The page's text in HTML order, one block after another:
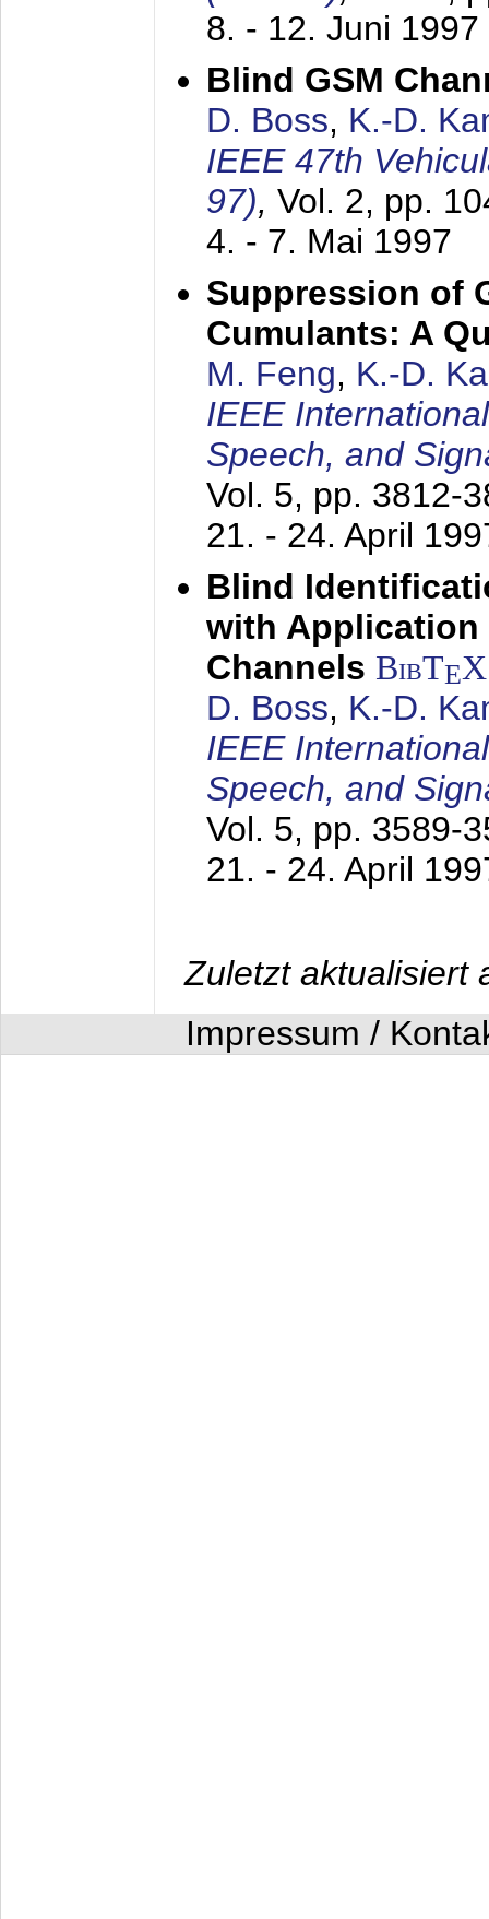
8. - 12. Juni 1997
Blind GSM
D. Boss, K.-D.
IEEE 47th
97), Vol. 2, pp.
4. - 7. Mai 1997
Suppression of
Cumulants: A
M. Feng, K.-D.
IEEE
Speech, and
Vol. 5, pp. 3812-
21. - 24. April
Blind
with Application
Channels BibTEX
D. Boss, K.-D.
IEEE
Speech, and
Vol. 5, pp. 3589-
21. - 24. April
Zuletzt aktualisiert
Impressum /